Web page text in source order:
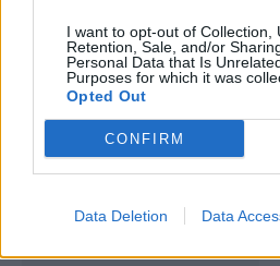
I want to opt-out of Collection,
Retention, Sale, and/or
Personal Data that Is
Purposes for which it was
Opted Out
CONFIRM
Data Deletion Data
Carlos Neves
Veteranos em Ovar
três horas